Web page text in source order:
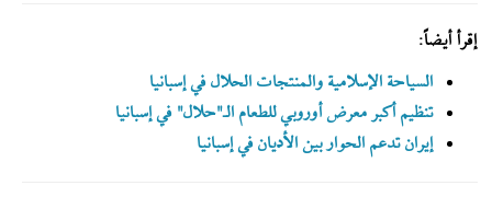
إقرأ أيضاً:
السیاحة الإسلامیة والمنتجات الحلال في إسبانیا
تنظیم أکبر معرض أوروبي للطعام الـ"حلال" في إسبانیا
إيران تدعم الحوار بين الأديان في إسبانيا